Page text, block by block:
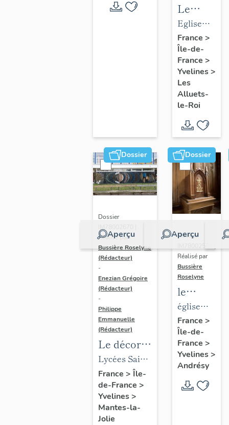
Le
mobilier
de
l'église
Saint-
Nicolas
Eglise
paroissiale
Saint-
Nicolas
France >
Île-de-
France >
Yvelines>
Les
Alluets-
le-Roi
Dossier
Aperçu
Dossier
IM78002670 |
Réalisé par
Bussière Roselyne
(Rédacteur)
-
Enezian Grégoire
(Rédacteur)
-
Philippe
Emmanuelle
(Rédacteur)
Le décor
des lycées
de Mantes
Lycées Saint-
Exupéry et
Jean Rostand
France > Île-
de-France >
Yvelines>
Mantes-la-
Jolie
Dossier
Aperçu
Dossier
Réalisé par
Bussière
Roselyne
le
mobilier
de
l'église
Saint-
Germain-
de-
Paris
église
paroissiale
Saint-
Germain
France >
Île-de-
France >
Yvelines>
Andrésy